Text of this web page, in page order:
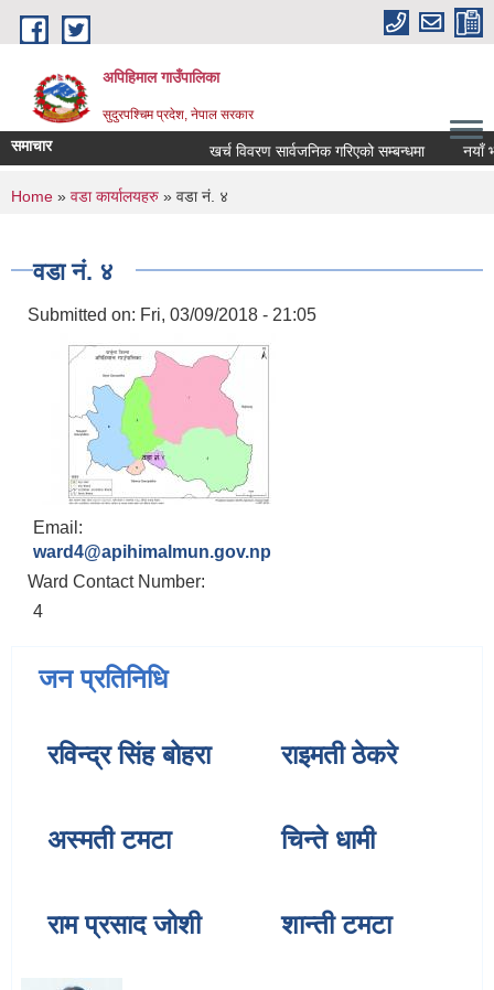
Skip to main content
अपिहिमाल गाउँपालिका
सुदुरपश्चिम प्रदेश, नेपाल सरकार
समाचार खर्च विवरण सार्वजनिक गरिएको सम्बन्धमा नयाँ
You are here
Home » वडा कार्यालयहरु » वडा नं. ४
वडा नं. ४
Submitted on: Fri, 03/09/2018 - 21:05
Email:
ward4@apihimalmun.gov.np
Ward Contact Number:
4
जन प्रतिनिधि
रविन्द्र सिंह बोहरा राइमती ठेकरे
अस्मती टमटा चिन्ते धामी
राम प्रसाद जोशी शान्ती टमटा